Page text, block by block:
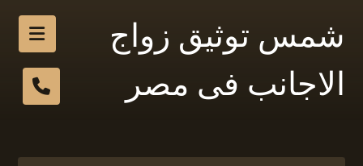
شمس توثيق زواج
الاجانب فى مصر